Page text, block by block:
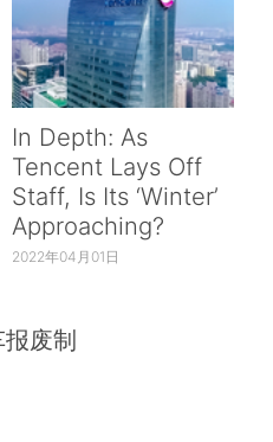
In Depth: As
Tencent Lays Off
Staff, Is Its ‘Winter’
Approaching?
2022年04月01日
废制